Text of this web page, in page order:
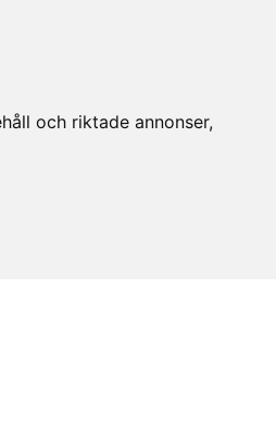
och riktade annonser,